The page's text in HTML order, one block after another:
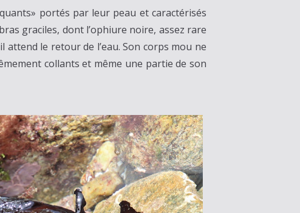
portés par leur peau et caractérisés
graciles, dont l’ophiure noire, assez rare
le retour de l’eau. Son corps mou ne
collants et même une partie de son